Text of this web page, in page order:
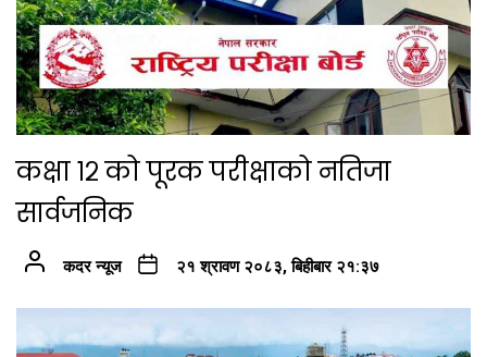
कक्षा १२ को पूरक परीक्षाको नतिजा
सार्वजनिक
कदर न्यूज २१ श्रावण २०८३, बिहीबार २१:३७